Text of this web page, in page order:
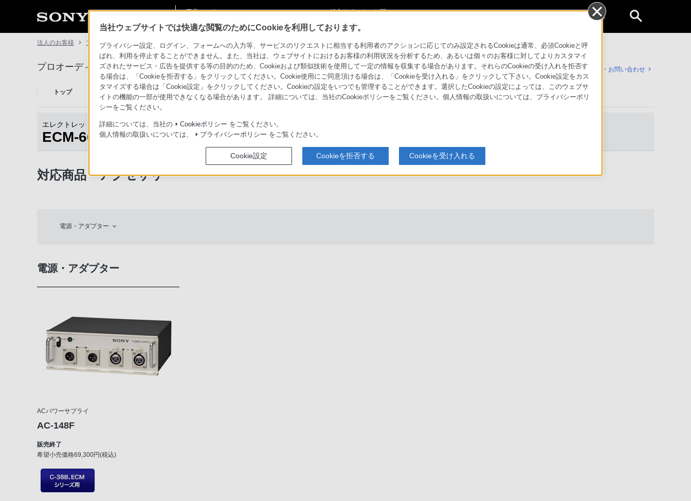
商品・ソリューショ
ン情報
総合サポート・お問
個人のお客様
法人のお客様 プロオーディオ ECM-66B/9X 対応商品・アクセサリー
プロオーディオ サポート・お問い合わせ
トップ 商品一覧 アクセサリー 事例紹介
機器アップデート
ファームウェア
エレクトレットコンデンサーマイクロホン
ECM-66B/9X 商品トップ 特長
対応商品・アクセサリー
電源・アダプター
電源・アダプター
ACパワーサプライ
AC-148F
販売終了
希望小売価格69,300円(税込)
当社ウェブサイトでは快適な閲覧のためにCookieを利用しております。
プライバシー設定、ログイン、フォームへの入力等、サービスのリクエストに相当する利用者のアクションに応じてのみ設定されるCookieは通常、必須Cookieと呼
ばれ、利用を停止することができません。また、当社は、ウェブサイトにおけるお客様の利用状況を分析するため、あるいは個々のお客様に対してよりカスタマイ
ズされたサービス・広告を提供する等の目的のため、Cookieおよび類似技術を使用して一定の情報を収集する場合があります。それらのCookieの受け入れを拒否す
る場合は、「Cookieを拒否する」をクリックしてください。Cookie使用にご同意頂ける場合は、「Cookieを受け入れる」をクリックして下さい。Cookie設定をカス
タマイズする場合は「Cookie設定」をクリックしてください。Cookieの設定をいつでも管理することができます。選択したCookieの設定によっては、このウェブサ
イトの機能の一部が使用できなくなる場合があります。 詳細については、当社のCookieポリシーをご覧ください。個人情報の取扱いについては、プライバシーポリ
シーをご覧ください。
詳細については、当社の Cookieポリシー をご覧ください。
個人情報の取扱いについては、
プライバシーポリシー をご覧ください。
Cookie設定 Cookieを拒否する Cookieを受け入れる